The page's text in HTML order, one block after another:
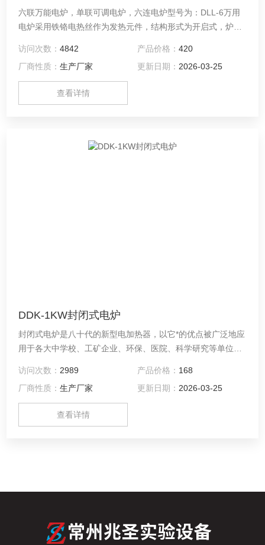
六联万能电炉，单联可调电炉，六连电炉型号为：DLL-6万用
电炉采用铁铬电热丝作为发热元件，结构形式为开启式，炉盘
性、腐蚀性气体或导电尘埃存在，不宜剧烈震动，修理电热丝
时，也不宜拉长或复绕。插座一定要接地！！
访问次数：4842 产品价格： 420
厂商性质：生产厂家 更新日期： 2026-03-25
查看详情
DDK-1KW封闭式电炉
封闭式电炉是八十代的新型电加热器，以它*的优点被广泛地应
用于各大中学校、工矿企业、环保、医院、科学研究等单位的
器。
访问次数： 2989 产品价格： 168
厂商性质：生产厂家 更新日期： 2026-03-25
查看详情